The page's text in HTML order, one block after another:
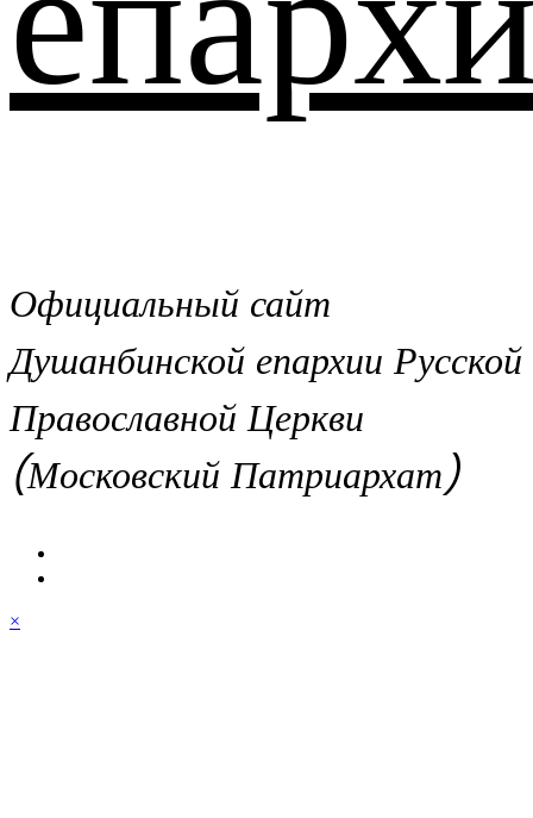
Официальный сайт
Душанбинской епархии Русской
Православной Церкви
(Московский Патриархат)
×